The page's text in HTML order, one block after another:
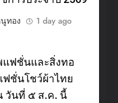
ทอง
1 day ago
ฟชั่นและสิ่งทอ
ฟชั่นโชว์ผ้าไทย
วันที่ ๕ ส.ค. นี้